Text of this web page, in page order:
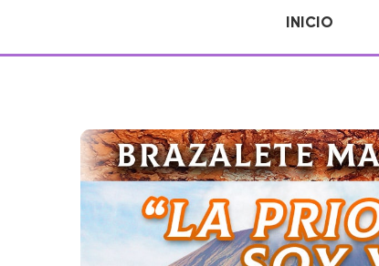
MXN
COP
COP
UYU
UYU
AUD
AUD
INICIO